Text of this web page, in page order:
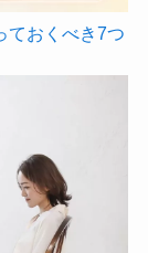
ておくべき7つ